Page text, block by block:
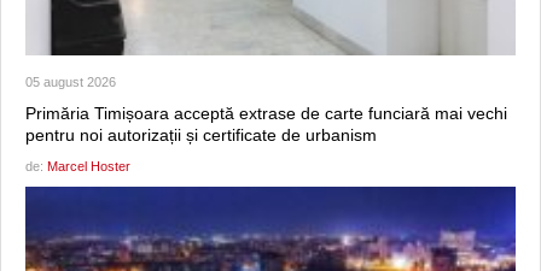
05 august 2026
Primăria Timișoara acceptă extrase de carte funciară mai vechi
pentru noi autorizații și certificate de urbanism
de: Marcel Hoster